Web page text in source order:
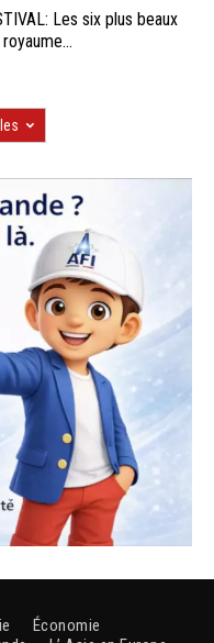
Les six plus beaux
Économie